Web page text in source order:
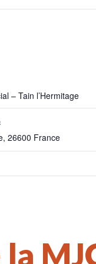
– Tain l’Hermitage
, 26600 France
la